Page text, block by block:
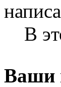
В
Ваши